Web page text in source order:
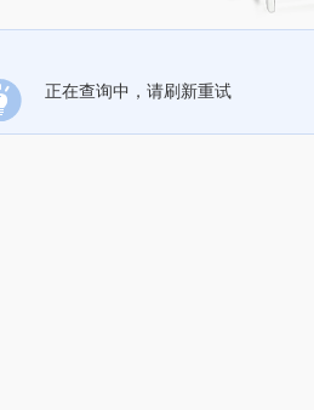
正在查询中，请刷新重试